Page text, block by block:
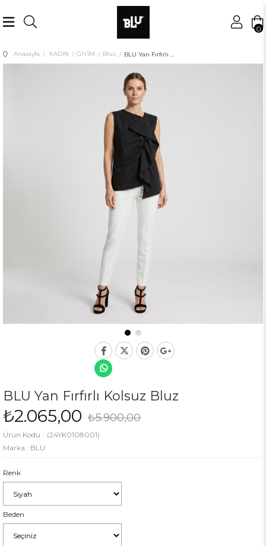
0
Anasayfa KADIN GİYİM Bluz
BLU Yan Fırfırlı Kolsuz Bluz
₺5.900,00
₺2.065,00
(24YK0108001)
Marka : BLU
Renk
Beden